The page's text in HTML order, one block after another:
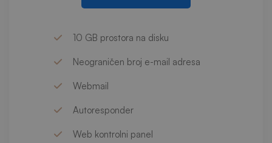
10 GB prostora na disku
Neograničen broj e-mail adresa
Webmail
Autoresponder
Web kontrolni panel